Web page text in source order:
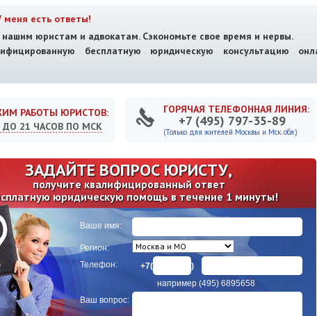
меня есть ответы!
юристам и адвокатам. Сэкономьте свое время и нервы.
бесплатную юридическую консультацию
РАБОТЫ ЮРИСТОВ:
ДО 21 ЧАСОВ ПО МСК
ГОРЯЧАЯ ТЕЛЕФОННАЯ ЛИНИЯ:
+7 (495) 797-35-89
(Только для жителей Москвы и Мск. обл.)
ЗАДАЙТЕ ВОПРОС ЮРИСТУ,
получите квалифицированный ответ
юридическую помощь в течение 1 минуты!
Ваше имя:
Регион:
Телефон:
+7(
)
например (495) 6895658
Ваш вопрос: